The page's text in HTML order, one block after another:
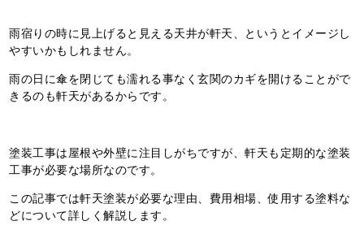
雨宿りの時に見上げると見える天井が軒天、というとイメージし
やすいかもしれません。
雨の日に傘を閉じても濡れる事なく玄関のカギを開けることがで
きるのも軒天があるからです。
塗装工事は屋根や外壁に注目しがちですが、軒天も定期的な塗装
工事が必要な場所なのです。
この記事では軒天塗装が必要な理由、費用相場、使用する塗料な
どについて詳しく解説します。